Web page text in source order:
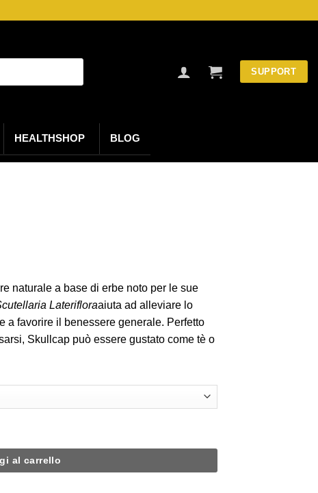
SUPPORT
HEALTHSHOP BLOG
naturale a base di erbe noto per le sue
Laterifloraaiuta ad alleviare lo
a favorire il benessere generale. Perfetto
Skullcap può essere gustato come tè o
al carrello